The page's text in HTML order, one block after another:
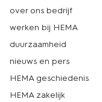
over ons bedrijf
werken bij HEMA
duurzaamheid
nieuws en pers
HEMA geschiedenis
HEMA zakelijk